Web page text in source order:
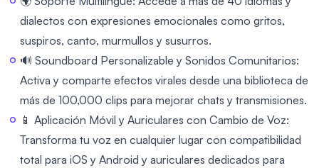
dialectos con expresiones emocionales como gritos,
suspiros, canto, murmullos y susurros.
🔊 Soundboard Personalizable y Sonidos Comunitarios:
Activa y comparte efectos virales desde una biblioteca de
más de 100,000 clips para mejorar chats y transmisiones.
📱 Aplicación Móvil y Auriculares con Cambio de Voz:
Transforma tu voz en cualquier lugar con compatibilidad
total para iOS y Android y auriculares dedicados para